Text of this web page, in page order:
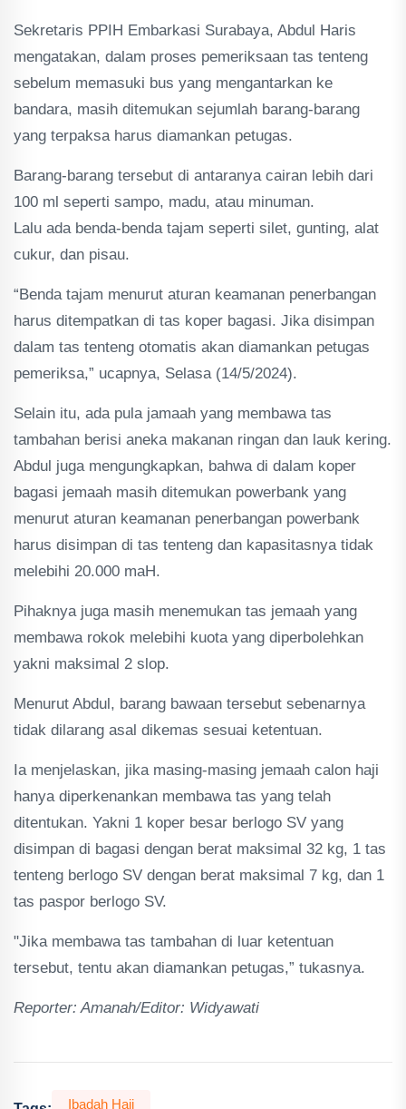
Sekretaris PPIH Embarkasi Surabaya, Abdul Haris
mengatakan, dalam proses pemeriksaan tas tenteng
sebelum memasuki bus yang mengantarkan ke
bandara, masih ditemukan sejumlah barang-barang
yang terpaksa harus diamankan petugas.
Barang-barang tersebut di antaranya cairan lebih dari
100 ml seperti sampo, madu, atau minuman.
Lalu ada benda-benda tajam seperti silet, gunting, alat
cukur, dan pisau.
“Benda tajam menurut aturan keamanan penerbangan
harus ditempatkan di tas koper bagasi. Jika disimpan
dalam tas tenteng otomatis akan diamankan petugas
pemeriksa,” ucapnya, Selasa (14/5/2024).
Selain itu, ada pula jamaah yang membawa tas
tambahan berisi aneka makanan ringan dan lauk kering.
Abdul juga mengungkapkan, bahwa di dalam koper
bagasi jemaah masih ditemukan powerbank yang
menurut aturan keamanan penerbangan powerbank
harus disimpan di tas tenteng dan kapasitasnya tidak
melebihi 20.000 maH.
Pihaknya juga masih menemukan tas jemaah yang
membawa rokok melebihi kuota yang diperbolehkan
yakni maksimal 2 slop.
Menurut Abdul, barang bawaan tersebut sebenarnya
tidak dilarang asal dikemas sesuai ketentuan.
Ia menjelaskan, jika masing-masing jemaah calon haji
hanya diperkenankan membawa tas yang telah
ditentukan. Yakni 1 koper besar berlogo SV yang
disimpan di bagasi dengan berat maksimal 32 kg, 1 tas
tenteng berlogo SV dengan berat maksimal 7 kg, dan 1
tas paspor berlogo SV.
"Jika membawa tas tambahan di luar ketentuan
tersebut, tentu akan diamankan petugas,” tukasnya.
Reporter: Amanah/Editor: Widyawati
Ibadah Haji